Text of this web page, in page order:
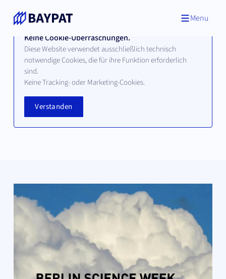
Keine Cookie-Überraschungen.
Diese Website verwendet ausschließlich technisch
notwendige Cookies, die für ihre Funktion erforderlich
sind.
Keine Tracking- oder Marketing-Cookies.
Verstanden
Menu
News & Events
Treffen Sie unser Team auf Fachmessen, bei